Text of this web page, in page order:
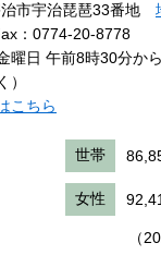
市宇治琵琶33番地
：0774-20-8778
曜日 午前8時30分か
）
こちら
世帯
女性
（